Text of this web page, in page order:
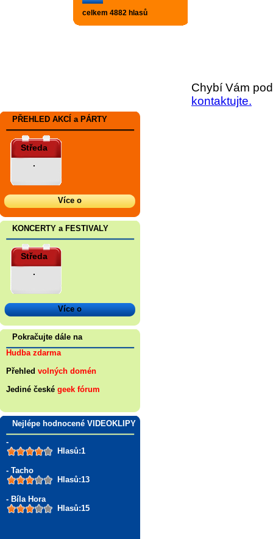
celkem 4882 hlasů
Chybí Vám
kontaktujte.
PŘEHLED AKCÍ a PÁRTY
Středa
.
Více o
KONCERTY a FESTIVALY
Středa
.
Více o
Pokračujte dále na
Hudba zdarma
Přehled volných domén
Jediné české geek fórum
Nejlépe hodnocené VIDEOKLIPY
-
Hlasů:1
- Tacho
Hlasů:13
- Bíla Hora
Hlasů:15